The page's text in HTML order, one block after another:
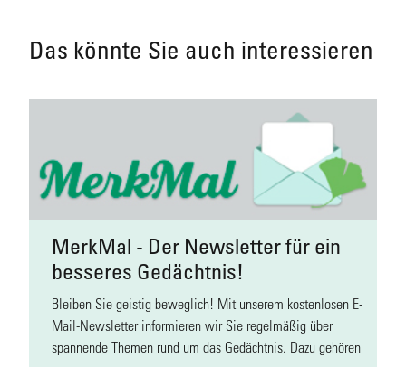
Das könnte Sie auch interessieren
MerkMal - Der Newsletter für ein
besseres Gedächtnis!
Bleiben Sie geistig beweglich! Mit unserem kostenlosen E-
Mail-Newsletter informieren wir Sie regelmäßig über
spannende Themen rund um das Gedächtnis. Dazu gehören